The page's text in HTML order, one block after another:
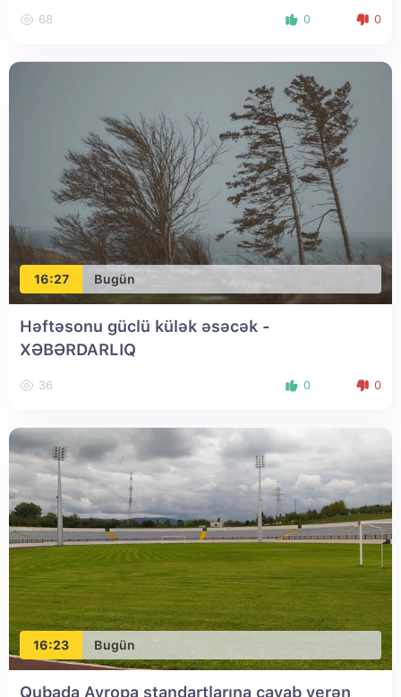
68 0 0
16:27 Bugün
Həftəsonu güclü külək əsəcək -
XƏBƏRDARLIQ
36 0 0
16:23 Bugün
Qubada Avropa standartlarına cavab verən